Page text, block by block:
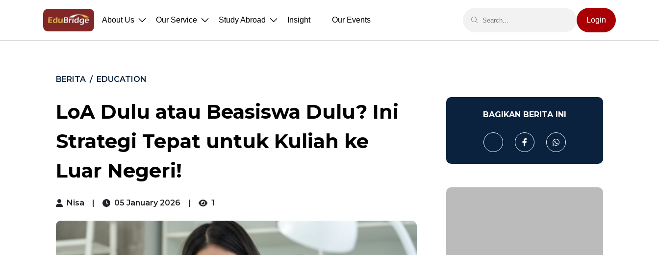
About Us Our Service Study Abroad Insight Our Events Login
BERITA EDUCATION
LoA Dulu atau Beasiswa Dulu? Ini
Strategi Tepat untuk Kuliah ke
Luar Negeri!
Nisa | 05 January 2026 | 1
BAGIKAN BERITA INI